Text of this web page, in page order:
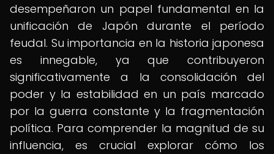
desempeñaron un papel fundamental en la
unificación de Japón durante el período
feudal. Su importancia en la historia japonesa
es innegable, ya que contribuyeron
significativamente a la consolidación del
poder y la estabilidad en un país marcado
por la guerra constante y la fragmentación
política. Para comprender la magnitud de su
influencia, es crucial explorar cómo los